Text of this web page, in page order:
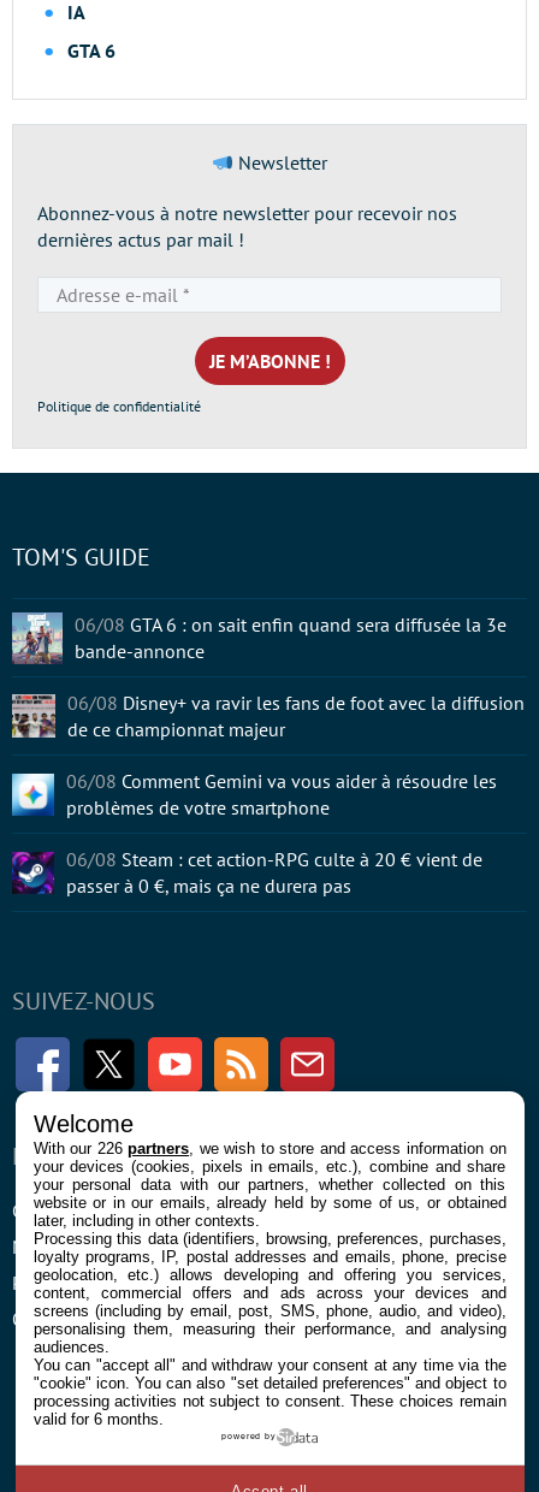
IA
GTA 6
Newsletter
Abonnez-vous à notre newsletter pour recevoir nos
dernières actus par mail !
e-
mail
*
Politique de confidentialité
SUIVEZ-NOUS
FacebookTwitter Youtube RSS Newsletter
ENTREPRISE
Confidentialité et Cookies
Mentions légales et CGU
Préférences Cookies
Qui sommes nous
À PROPOS
Contact
TOM'S GUIDE
06/08 GTA 6 : on sait enfin quand sera diffusée la 3e
bande-annonce
06/08 Disney+ va ravir les fans de foot avec la diffusion
de ce championnat majeur
06/08 Comment Gemini va vous aider à résoudre les
problèmes de votre smartphone
06/08 Steam : cet action-RPG culte à 20 € vient de
passer à 0 €, mais ça ne durera pas
Welcome
With our 226partners , we wish to store and access information on
your devices (cookies, pixels in emails, etc.), combine and share
your personal data with our partners, whether collected on this
website or in our emails, already held by some of us, or obtained
later, including in other contexts.
Processing this data (identifiers, browsing, preferences, purchases,
loyalty programs, IP, postal addresses and emails, phone, precise
geolocation, etc.) allows developing and offering you services,
content, commercial offers and ads across your devices and
screens (including by email, post, SMS, phone, audio, and video),
personalising them, measuring their performance, and analysing
audiences.
You can "accept all" and withdraw your consent at any time via the
"cookie" icon. You can also "set detailed preferences" and object to
processing activities not subject to consent. These choices remain
valid for 6 months.
powered by